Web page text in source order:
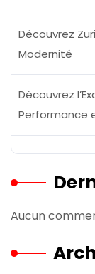
Découvrez
Modernité
Découvrez
Performance
Aucun